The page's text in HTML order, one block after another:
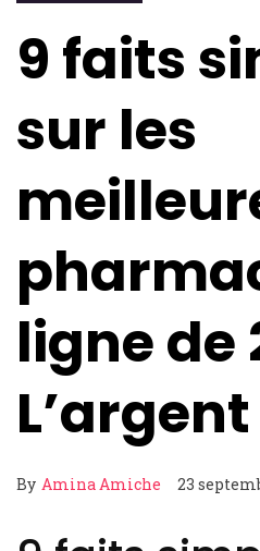
9 faits
sur les
ligne de
By Amina Amiche 23